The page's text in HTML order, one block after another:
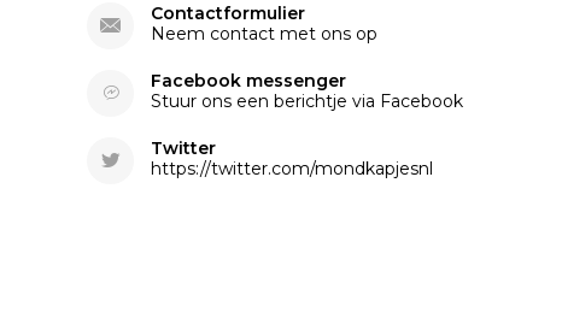
Contactformulier
Neem contact met ons op
Facebook messenger
Stuur ons een berichtje via Facebook
Twitter
https://twitter.com/mondkapjesnl